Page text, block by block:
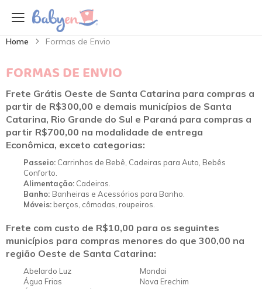
Home Formas de Envio
FORMAS DE ENVIO
Frete Grátis Oeste de Santa Catarina para compras a
partir de R$300,00 e demais municípios de Santa
Catarina, Rio Grande do Sul e Paraná para compras a
partir R$700,00 na modalidade de entrega
Econômica, exceto categorias:
Passeio: Carrinhos de Bebê, Cadeiras para Auto, Bebês
Conforto.
Alimentação: Cadeiras.
Banho: Banheiras e Acessórios para Banho.
Móveis: berços, cômodas, roupeiros.
Frete com custo de R$10,00 para os seguintes
municípios para compras menores do que 300,00 na
região Oeste de Santa Catarina:
Abelardo Luz
Água Frias
Mondai
Nova Erechim